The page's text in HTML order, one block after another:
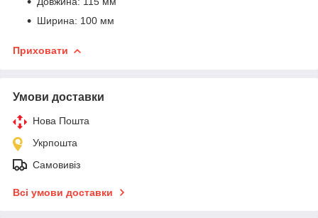
Ширина: 100 мм
Приховати
Умови доставки
Нова Пошта
Укрпошта
Самовивіз
Всі умови доставки